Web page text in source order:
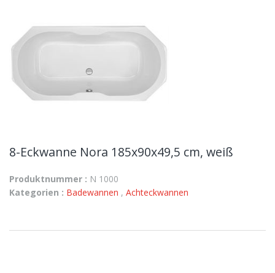
8-Eckwanne Nora 185x90x49,5 cm, weiß
Produktnummer : N 1000
Kategorien : Badewannen , Achteckwannen